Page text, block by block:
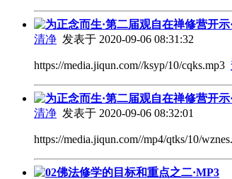
为正念而生·第二届观自在禅修营开示
清净 发表于 2020-09-06 08:31:32
https://media.jiqun.com//ksyp/10/cqks.mp3
为正念而生·第二届观自在禅修营开示
清净 发表于 2020-09-06 08:32:01
https://media.jiqun.com//mp4/qtks/10/
02佛法修学的目标和重点之二·MP3